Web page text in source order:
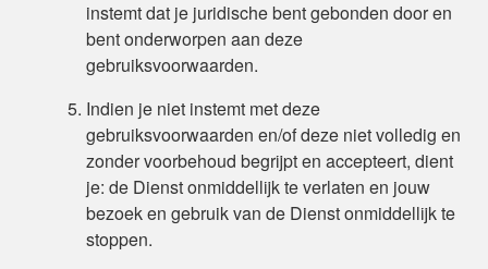
instemt dat je juridische bent gebonden door en
bent onderworpen aan deze
gebruiksvoorwaarden.
Indien je niet instemt met deze
gebruiksvoorwaarden en/of deze niet volledig en
zonder voorbehoud begrijpt en accepteert, dient
je: de Dienst onmiddellijk te verlaten en jouw
bezoek en gebruik van de Dienst onmiddellijk te
stoppen.